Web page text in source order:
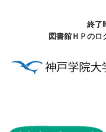
終了
図書館ＨＰのロ